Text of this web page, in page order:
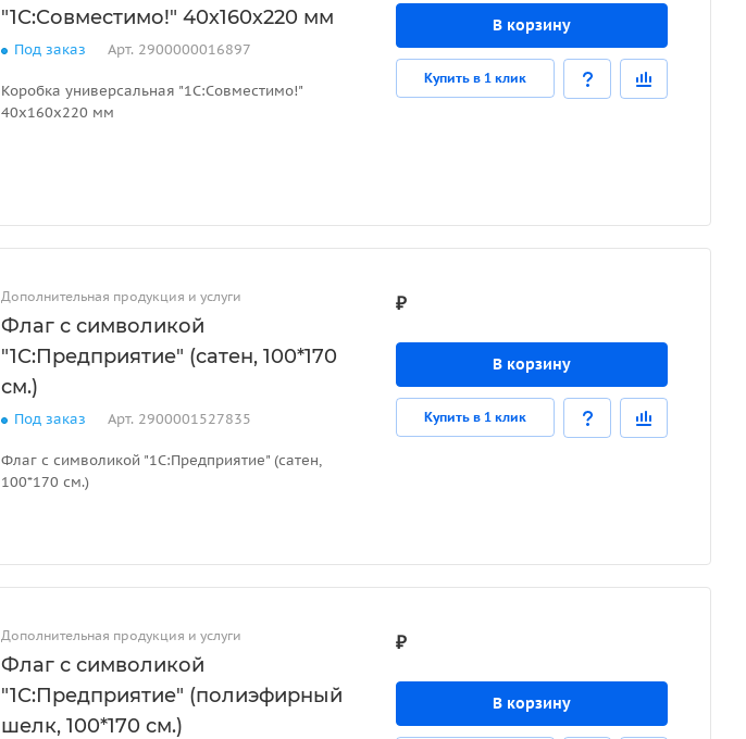
"1С:Совместимо!" 40х160х220 мм
Под заказ Арт. 2900000016897
Коробка универсальная "1С:Совместимо!"
40х160х220 мм
В корзину
Купить в 1 клик
Дополнительная продукция и услуги
Флаг с символикой
"1С:Предприятие" (сатен, 100*170
см.)
Под заказ Арт. 2900001527835
Флаг с символикой "1С:Предприятие" (сатен,
100*170 см.)
₽
В корзину
Купить в 1 клик
Дополнительная продукция и услуги
Флаг с символикой
"1С:Предприятие" (полиэфирный
шелк, 100*170 см.)
₽
В корзину